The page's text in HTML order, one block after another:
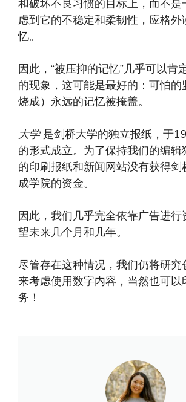
和破坏不良习惯的目标上，而不是
虑到它的不稳定和柔韧性，应格外
忆。
因此，“被压抑的记忆”几乎可以肯
的现象，这可能是最好的：可怕的
烧成）永远的记忆被掩盖。
大学是剑桥大学的独立报纸，于
的形式成立。为了保持我们的编辑
的印刷报纸和新闻网站没有获得剑
成学院的资金。
因此，我们几乎完全依靠广告进行
望未来几个月和几年。
尽管存在这种情况，我们仍将研究
来考虑使用数字内容，当然也可以
务！